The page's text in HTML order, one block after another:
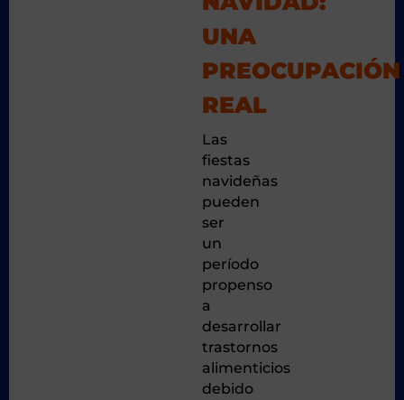
UNA
PREOCUPACIÓN
REAL
Las
fiestas
navideñas
pueden
ser
un
período
propenso
a
desarrollar
trastornos
alimenticios
debido